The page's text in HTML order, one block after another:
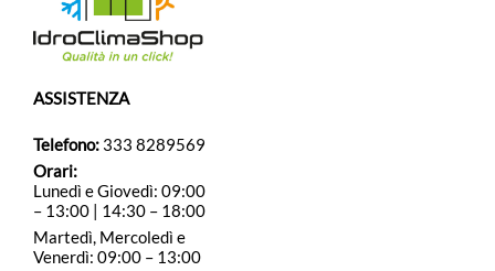
ASSISTENZA
Telefono: 333 8289569
Orari:
Lunedì e Giovedì: 09:00
– 13:00 | 14:30 – 18:00
Martedì, Mercoledì e
Venerdì: 09:00 – 13:00